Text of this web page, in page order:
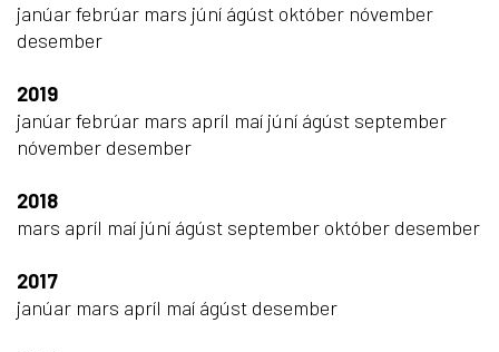
janúarfebrúar mars júní ágúst október nóvember
desember
2019
janúarfebrúar mars apríl maí júní ágúst september
nóvember desember
2018
mars apríl maí júní ágúst september október desember
2017
janúar mars apríl maí ágúst desember